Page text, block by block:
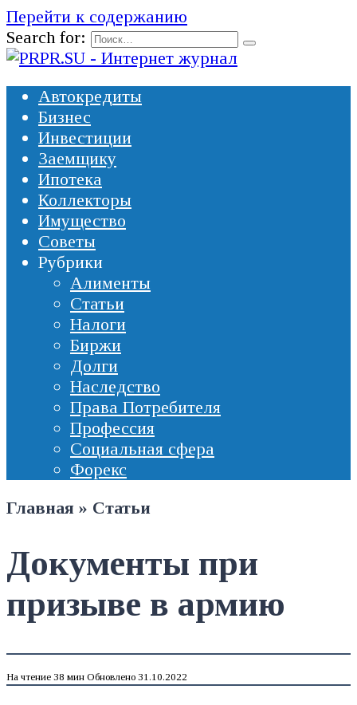
Перейти к содержанию
Search for:
Автокредиты
Бизнес
Инвестиции
Заемщику
Ипотека
Коллекторы
Имущество
Советы
Рубрики
Алименты
Статьи
Налоги
Биржи
Долги
Наследство
Права Потребителя
Профессия
Социальная сфера
Форекс
Главная » Статьи
Документы при
призыве в армию
На чтение 38 мин Обновлено 31.10.2022